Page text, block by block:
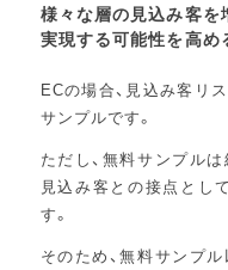
様々な層の見込み客
実現する可能性を高め
ECの場合、見込み客リ
サンプルです。
ただし、無料サンプル
見込み客との接点とし
す。
そのため、無料サンプ